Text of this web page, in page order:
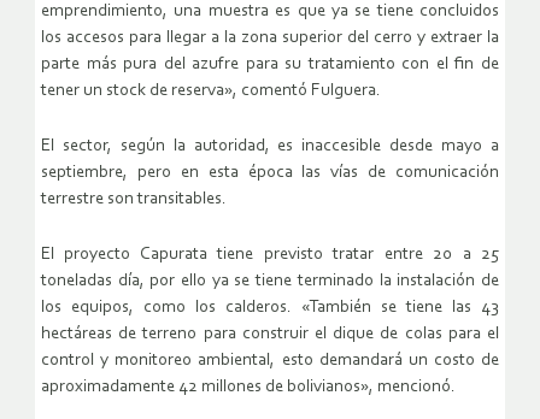
emprendimiento, una muestra es que ya se tiene concluidos
los accesos para llegar a la zona superior del cerro y extraer la
parte más pura del azufre para su tratamiento con el fin de
tener un stock de reserva», comentó Fulguera.
El sector, según la autoridad, es inaccesible desde mayo a
septiembre, pero en esta época las vías de comunicación
terrestre son transitables.
El proyecto Capurata tiene previsto tratar entre 20 a 25
toneladas día, por ello ya se tiene terminado la instalación de
los equipos, como los calderos. «También se tiene las 43
hectáreas de terreno para construir el dique de colas para el
control y monitoreo ambiental, esto demandará un costo de
aproximadamente 42 millones de bolivianos», mencionó.